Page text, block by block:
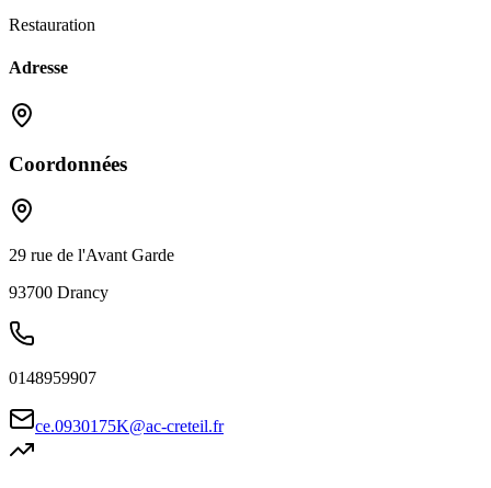
Restauration
Adresse
Coordonnées
29 rue de l'Avant Garde
93700 Drancy
0148959907
ce.0930175K@ac-creteil.fr